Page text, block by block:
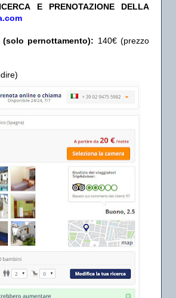
E PRENOTAZIONE DELLA
(solo pernottamento): 140€ (prezzo